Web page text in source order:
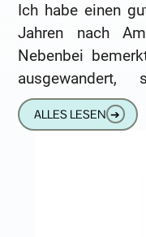
Ich habe einen
Jahren nach
Nebenbei
amerikanische
ALLES LESEN ➔